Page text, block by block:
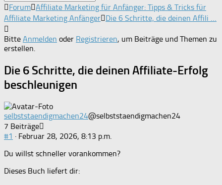
Forum-
Breadcrumbs
-
Du
bist
hier:
Forum Affiliate Marketing für Anfänger: Tipps & Tricks für
Affiliate Marketing Anfänger Die 6 Schritte, die deinen Affili …
Bitte Anmelden oder Registrieren, um Beiträge und Themen zu
erstellen.
Die 6 Schritte, die deinen Affiliate-Erfolg
beschleunigen
selbststaendigmachen24@selbststaendigmachen24
7 Beiträge
#1 · Februar 28, 2026, 8:13 p.m.
Du willst schneller vorankommen?
Dieses Buch liefert dir: